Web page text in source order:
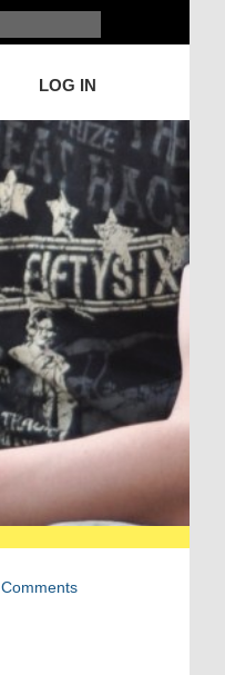
LOG IN
Comments